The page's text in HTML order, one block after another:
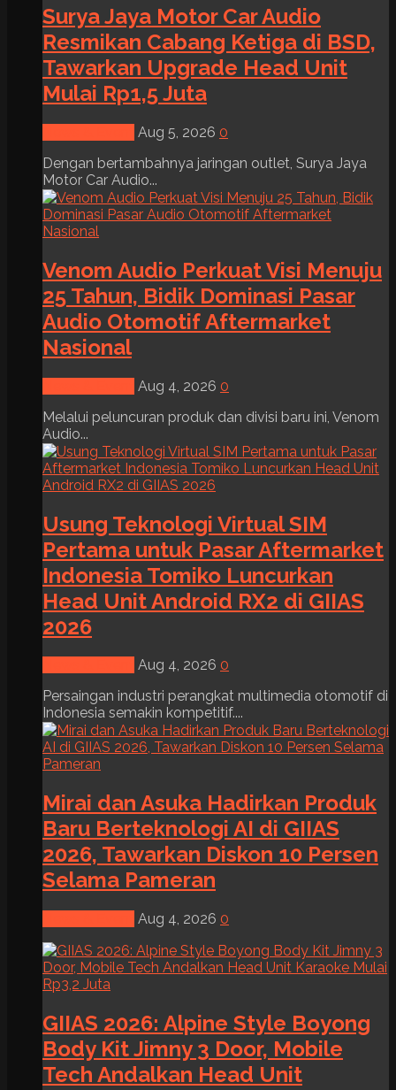
Surya Jaya Motor Car Audio
Resmikan Cabang Ketiga di BSD,
Tawarkan Upgrade Head Unit
Mulai Rp1,5 Juta
Aug 5, 2026 0
Dengan bertambahnya jaringan outlet, Surya Jaya
Motor Car Audio...
Venom Audio Perkuat Visi Menuju
25 Tahun, Bidik Dominasi Pasar
Audio Otomotif Aftermarket
Nasional
Aug 4, 2026 0
Melalui peluncuran produk dan divisi baru ini, Venom
Audio...
Usung Teknologi Virtual SIM
Pertama untuk Pasar Aftermarket
Indonesia Tomiko Luncurkan
Head Unit Android RX2 di GIIAS
2026
Aug 4, 2026 0
Persaingan industri perangkat multimedia otomotif di
Indonesia semakin kompetitif....
Mirai dan Asuka Hadirkan Produk
Baru Berteknologi AI di GIIAS
2026, Tawarkan Diskon 10 Persen
Selama Pameran
Aug 4, 2026 0
GIIAS 2026: Alpine Style Boyong
Body Kit Jimny 3 Door, Mobile
Tech Andalkan Head Unit